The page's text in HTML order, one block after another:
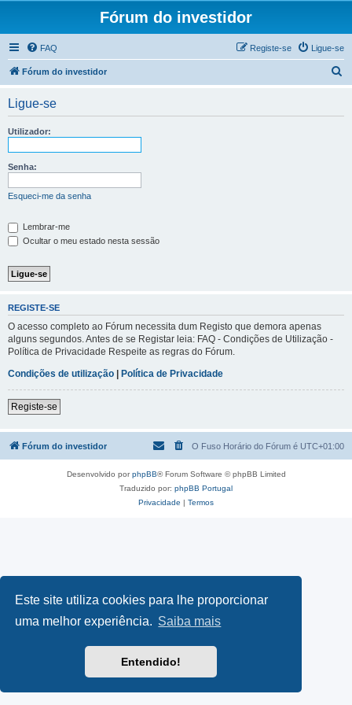
Este site utiliza cookies para lhe proporcionar
uma melhor experiência. Saiba mais
Entendido!
Fórum do investidor
FAQ Ligue-se
Registe-se
Fórum do investidor
Ligue-se
Utilizador:
Senha:
Esqueci-me da senha
Lembrar-me
Ocultar o meu estado nesta sessão
REGISTE-SE
O acesso completo ao Fórum necessita dum Registo que demora apenas
alguns segundos. Antes de se Registar leia: FAQ - Condições de Utilização -
Política de Privacidade Respeite as regras do Fórum.
Condições de utilização | Política de Privacidade
Registe-se
Fórum do investidor O Fuso Horário do Fórum é UTC+01:00
Desenvolvido porphpBB® Forum Software © phpBB Limited
Traduzido por: phpBB Portugal
Privacidade | Termos